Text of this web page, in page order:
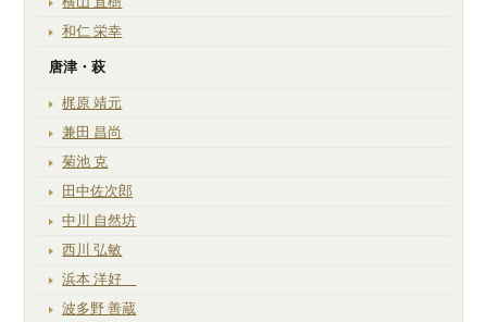
和仁 栄幸
唐津・萩
梶原 靖元
兼田 昌尚
菊池 克
田中佐次郎
中川 自然坊
西川 弘敏
浜本 洋好
波多野 善蔵